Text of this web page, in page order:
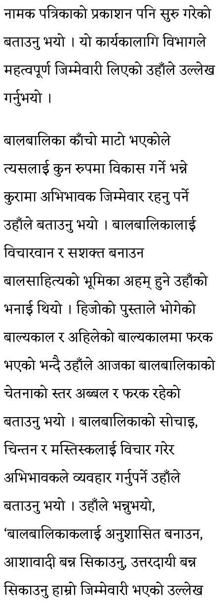
नामक पत्रिकाको प्रकाशन पनि सुरु गरेको
बताउनु भयो । यो कार्यकालागि विभागले
महत्वपूर्ण जिम्मेवारी लिएको उहाँले उल्लेख
गर्नुभयो ।
बालबालिका काँचो माटो भएकोले
त्यसलाई कुन रुपमा विकास गर्ने भन्ने
कुरामा अभिभावक जिम्मेवार रहनु पर्ने
उहाँले बताउनु भयो । बालबालिकालाई
विचारवान र सशक्त बनाउन
बालसाहित्यको भूमिका अहम् हुने उहाँको
भनाई थियो । हिजोको पुस्ताले भोगेको
बाल्यकाल र अहिलेको बाल्यकालमा फरक
भएको भन्दै उहाँले आजका बालबालिकाको
चेतनाको स्तर अब्बल र फरक रहेको
बताउनु भयो । बालबालिकाको सोचाइ,
चिन्तन र मस्तिस्कलाई विचार गरेर
अभिभावकले व्यवहार गर्नुपर्ने उहाँले
बताउनु भयो । उहाँले भन्नुभयो,
‘बालबालिकाकलाई अनुशासित बनाउन,
आशावादी बन्न सिकाउनु, उत्तरदायी बन्न
सिकाउनु हाम्रो जिम्मेवारी भएको उल्लेख